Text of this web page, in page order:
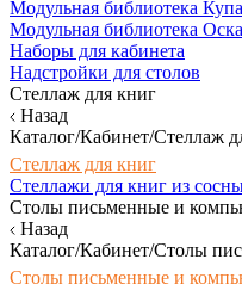
Модульная библиотека
Модульная библиотека
Наборы для кабинета
Надстройки для столов
Стеллаж для книг
Назад
Каталог/Кабинет/Стеллаж
Стеллаж для книг
Стеллажи для книг из
Столы письменные и
Назад
Каталог/Кабинет/Столы
Столы письменные и